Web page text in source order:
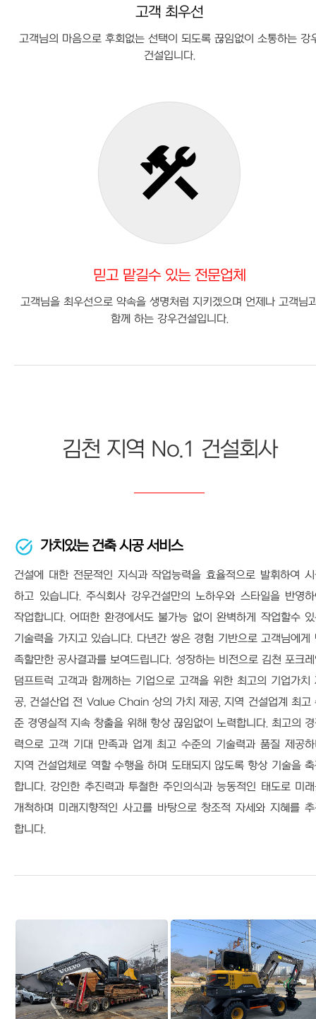
고객 최우선
고객님의 마음으로 후회없는 선택이 되도록 끊임없이 소통하는 강
건설입니다.
construction
믿고 맡길수 있는 전문업체
고객님을 최우선으로 약속을 생명처럼 지키겠으며 언제나 고객님
함께 하는 강우건설입니다.
김천 지역 No.1 건설회사
가치있는 건축 시공 서비스
건설에 대한 전문적인 지식과 작업능력을 효율적으로 발휘하여
하고 있습니다. 주식회사 강우건설만의 노하우와 스타일을 반영
작업합니다. 어떠한 환경에서도 불가능 없이 완벽하게 작업할수
기술력을 가지고 있습니다. 다년간 쌓은 경험 기반으로 고객님에게
족할만한 공사결과를 보여드립니다. 성장하는 비전으로 김천 포크
덤프트럭 고객과 함께하는 기업으로 고객을 위한 최고의 기업가치
공, 건설산업 전 Value Chain 상의 가치 제공, 지역 건설업계 최고
준 경영실적 지속 창출을 위해 항상 끊임없이 노력합니다. 최고의
력으로 고객 기대 만족과 업계 최고 수준의 기술력과 품질 제공
지역 건설업체로 역할 수행을 하며 도태되지 않도록 항상 기술을
합니다. 강인한 추진력과 투철한 주인의식과 능동적인 태도로 미
개척하며 미래지향적인 사고를 바탕으로 창조적 자세와 지혜를
합니다.